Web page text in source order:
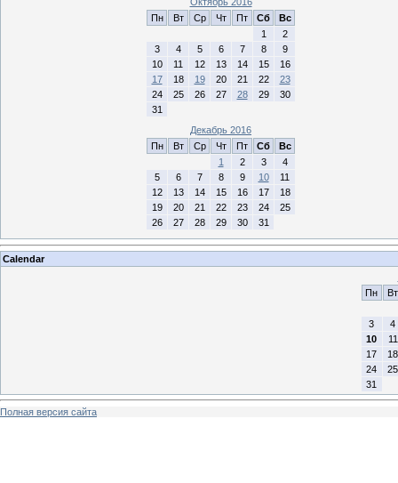
Пн
Вт Ср Чт Пт Сб
Вс
1
2
3
4 5 6 7 8
9
10
11 12 13 14 15
16
17
18 19 20 21 22
23
24
25 26 27 28 29
30
31
Декабрь 2016
Пн
Вт Ср Чт Пт Сб
Вс
1
2 3
4
5
6 7 8 9 10
11
12
13 14 15 16 17
18
19
20 21 22 23 24
25
26
27 28 29 30 31
Calendar
Пн
Вт
3
4
10
11
17
18
24
25
31
Полная версия сайта